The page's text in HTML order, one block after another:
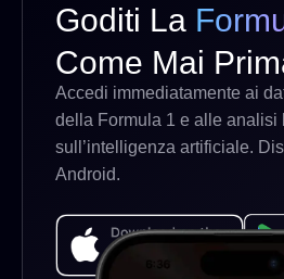
Goditi La
Come Mai
Accedi immediatamente ai
della Formula 1 e alle analisi
sull’intelligenza artificiale.
Android.